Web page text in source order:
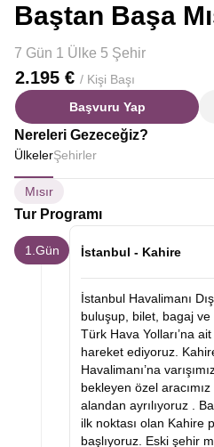
Baştan Başa
7 Gün 1 Ülke 5 Şehir
2.195 € / Kişi Başı
Başvuru Yap
Nereleri Gezeceğiz?
ÜlkelerŞehirler
Mısır
Tur Programı
1.Gün İstanbul - Kahire
İstanbul Havalimanı
buluşup, bilet, bagaj
Türk Hava Yolları’na
hareket ediyoruz.
Havalimanı’na
bekleyen özel
alandan ayrılıyoruz .
ilk noktası olan Kahire
başlıyoruz. Eski şehir